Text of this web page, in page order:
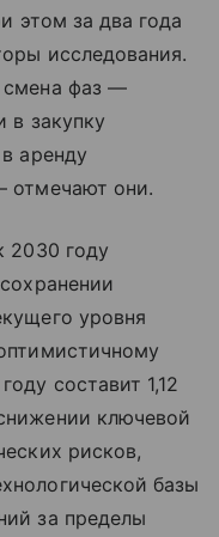
этом за два года
исследования.
смена фаз —
в закупку
аренду
отмечают они.
2030 году
уровня
составит 1,12
ключевой
рисков,
базы
за пределы